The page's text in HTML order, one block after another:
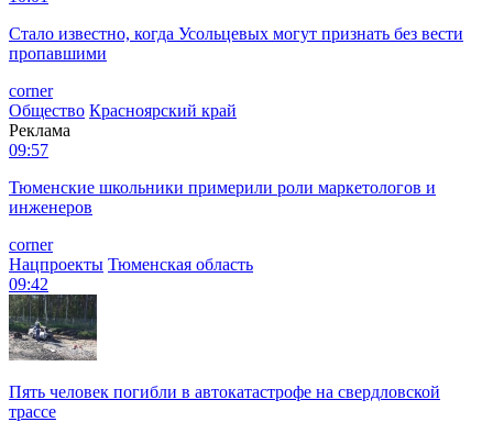
Стало известно, когда Усольцевых могут признать без вести
пропавшими
corner
Общество Красноярский край
Реклама
09:57
Тюменские школьники примерили роли маркетологов и
инженеров
corner
Нацпроекты Тюменская область
09:42
Пять человек погибли в автокатастрофе на свердловской
трассе